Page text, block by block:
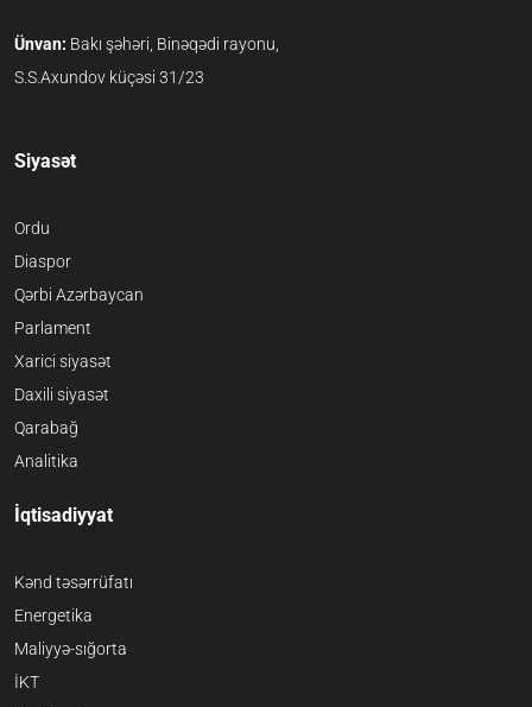
Ünvan: Bakı şəhəri, Binəqədi rayonu,
S.S.Axundov küçəsi 31/23
Siyasət
Ordu
Diaspor
Qərbi Azərbaycan
Parlament
Xarici siyasət
Daxili siyasət
Qarabağ
Analitika
İqtisadiyyat
Kənd təsərrüfatı
Energetika
Maliyyə-sığorta
İKT